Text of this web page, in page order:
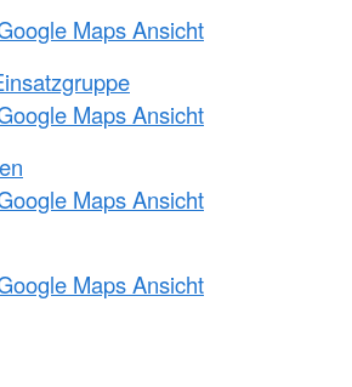
Maps Ansicht
Maps Ansicht
Maps Ansicht
Maps Ansicht